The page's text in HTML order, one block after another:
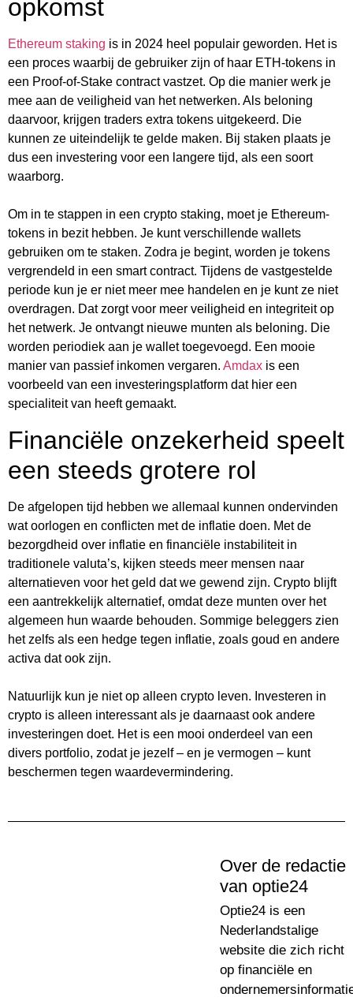
opkomst
Ethereum staking is in 2024 heel populair geworden. Het is
een proces waarbij de gebruiker zijn of haar ETH-tokens in
een Proof-of-Stake contract vastzet. Op die manier werk je
mee aan de veiligheid van het netwerken. Als beloning
daarvoor, krijgen traders extra tokens uitgekeerd. Die
kunnen ze uiteindelijk te gelde maken. Bij staken plaats je
dus een investering voor een langere tijd, als een soort
waarborg.
Om in te stappen in een crypto staking, moet je Ethereum-
tokens in bezit hebben. Je kunt verschillende wallets
gebruiken om te staken. Zodra je begint, worden je tokens
vergrendeld in een smart contract. Tijdens de vastgestelde
periode kun je er niet meer mee handelen en je kunt ze niet
overdragen. Dat zorgt voor meer veiligheid en integriteit op
het netwerk. Je ontvangt nieuwe munten als beloning. Die
worden periodiek aan je wallet toegevoegd. Een mooie
manier van passief inkomen vergaren. Amdax is een
voorbeeld van een investeringsplatform dat hier een
specialiteit van heeft gemaakt.
Financiële onzekerheid speelt
een steeds grotere rol
De afgelopen tijd hebben we allemaal kunnen ondervinden
wat oorlogen en conflicten met de inflatie doen. Met de
bezorgdheid over inflatie en financiële instabiliteit in
traditionele valuta’s, kijken steeds meer mensen naar
alternatieven voor het geld dat we gewend zijn. Crypto blijft
een aantrekkelijk alternatief, omdat deze munten over het
algemeen hun waarde behouden. Sommige beleggers zien
het zelfs als een hedge tegen inflatie, zoals goud en andere
activa dat ook zijn.
Natuurlijk kun je niet op alleen crypto leven. Investeren in
crypto is alleen interessant als je daarnaast ook andere
investeringen doet. Het is een mooi onderdeel van een
divers portfolio, zodat je jezelf – en je vermogen – kunt
beschermen tegen waardevermindering.
Over de redactie
van optie24
Optie24 is een
Nederlandstalige
website die zich richt
op financiële en